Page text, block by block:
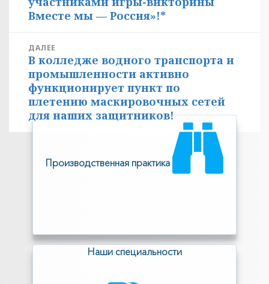
записям
Вместе мы — Россия»!*
ДАЛЕЕ
Следующая
запись:
В колледже водного транспорта и
промышленности активно
функционирует пункт по
плетению маскировочных сетей
для наших защитников!
Производственная практика
Наши специальности